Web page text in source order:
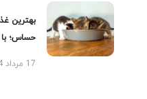
بهترین
حساس؛
17 مرداد 1404